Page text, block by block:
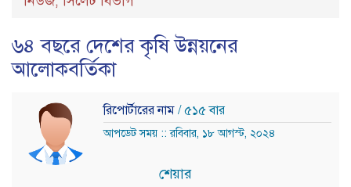
৬৪ বছরে দেশের কৃষি উন্নয়নের
আলোকবর্তিকা
রিপোর্টারের নাম / ৫১৫ বার
আপডেট সময় :: রবিবার, ১৮ আগস্ট, ২০২৪
শেয়ার